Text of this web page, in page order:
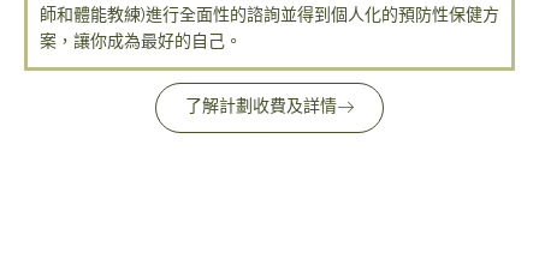
師和體能教練)進行全面性的諮詢並得到個人化的預防性保健方
案，讓你成為最好的自己。
了解計劃收費及詳情